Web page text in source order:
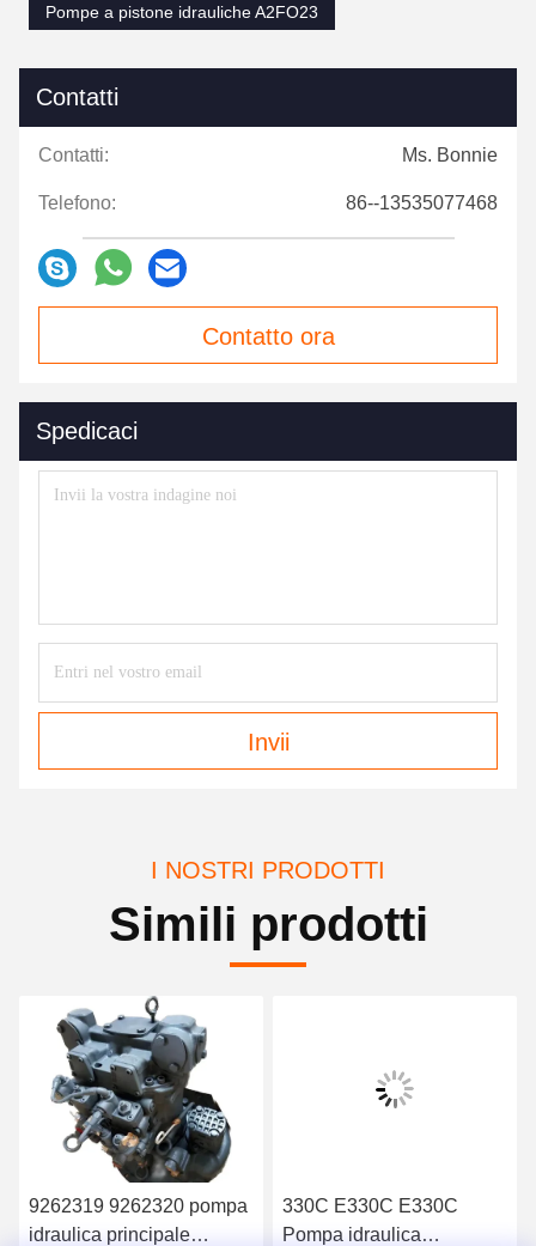
Pompe a pistone idrauliche A2FO23
Contatti
Contatti: Ms. Bonnie
Telefono: 86--13535077468
Contatto ora
Spedicaci
Invii
I NOSTRI PRODOTTI
Simili prodotti
9262319 9262320 pompa
idraulica principale
330C E330C E330C
Pompa idraulica